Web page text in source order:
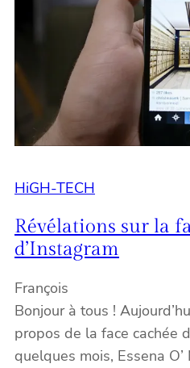
HiGH-TECH
Révélations sur la
d’Instagram
François
Bonjour à tous !
propos de la face cachée
quelques mois, Essena